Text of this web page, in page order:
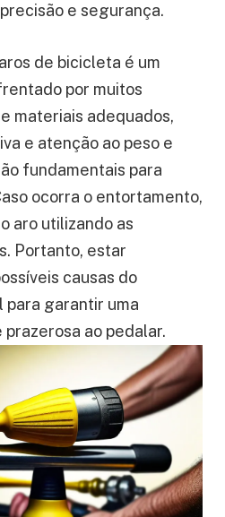
e segurança.
de bicicleta é um
por muitos
materiais adequados,
e atenção ao peso e
fundamentais para
ocorra o entortamento,
aro utilizando as
Portanto, estar
causas do
para garantir uma
ao pedalar.